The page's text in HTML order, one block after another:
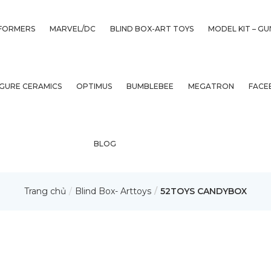
MARVEL/DC BLIND BOX-ART TOYS MODEL KIT –
CERAMICS OPTIMUS BUMBLEBEE MEGATRON
BLOG
Trang chủ Blind Box- Arttoys 52TOYS CANDYBOX